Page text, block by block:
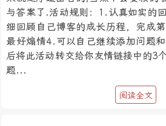
与答案了.活动规则：1.认真如实的
细回顾自己博客的成长历程，完成
最好煽情4.可以自己继续添加问题
后将此活动转交给你友情链接中的3
题...
阅读全文